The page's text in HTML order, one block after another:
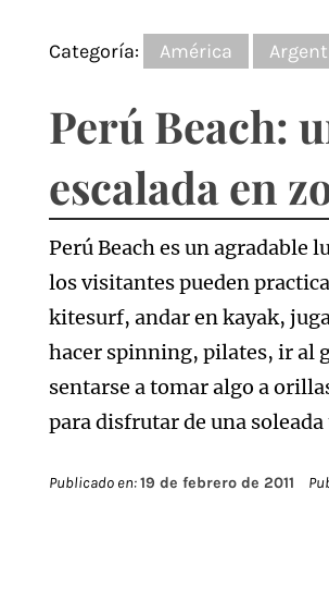
Categoría: América
Perú Beach:
escalada en
Perú Beach es un agradable
los visitantes pueden
kitesurf, andar en kayak,
hacer spinning, pilates, ir al
sentarse a tomar algo a
para disfrutar de una
Publicado en:19 de febrero de 2011